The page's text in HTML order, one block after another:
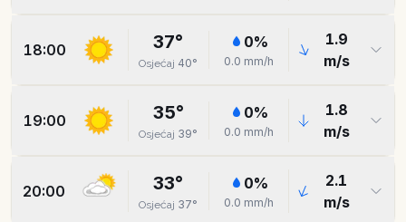
18:00 37°
Osjećaj 40°
0%
0.0 mm/h
1.9
m/s
19:00 35°
Osjećaj 39°
0%
0.0 mm/h
1.8
m/s
20:00 33°
Osjećaj 37°
0%
0.0 mm/h
2.1
m/s